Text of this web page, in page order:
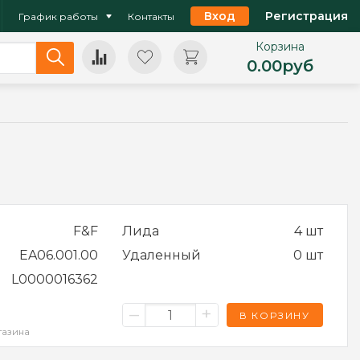
График работы Контакты Вход Регистрация
Корзина
0.00руб
F&F
EA06.001.00
L0000016362
Лида
4 шт
Удаленный
0 шт
– + В КОРЗИНУ